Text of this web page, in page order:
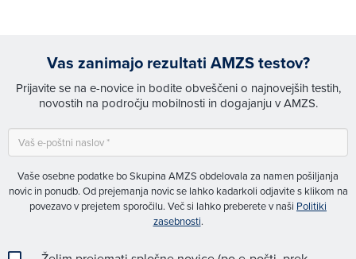
Vas zanimajo rezultati AMZS testov?
Prijavite se na e-novice in bodite obveščeni o najnovejših testih,
novostih na področju mobilnosti in dogajanju v AMZS.
Vaše osebne podatke bo Skupina AMZS obdelovala za namen pošiljanja
novic in ponudb. Od prejemanja novic se lahko kadarkoli odjavite s klikom na
povezavo v prejetem sporočilu. Več si lahko preberete v naši Politiki
zasebnosti.